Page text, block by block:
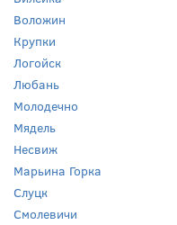
Воложин
Крупки
Логойск
Любань
Молодечно
Мядель
Несвиж
Марьина Горка
Слуцк
Смолевичи